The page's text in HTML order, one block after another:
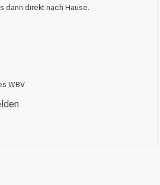
dann direkt nach Hause.
WBV